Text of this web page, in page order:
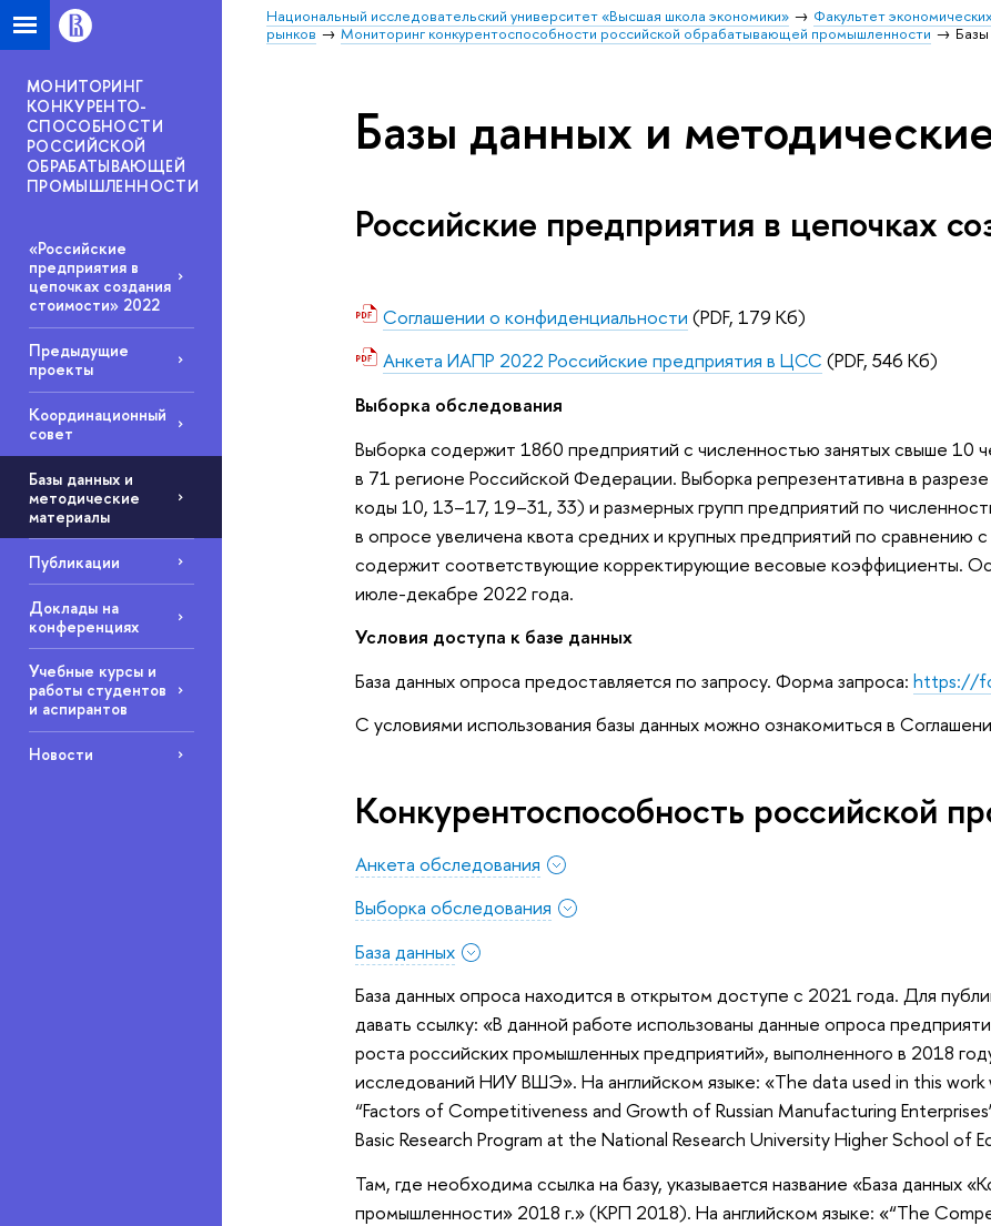
Национальный исследовательский университет «Высшая школа экономики» Факультет
рынков
Мониторинг конкурентоспособности российской обрабатывающей промышленности
МОНИТОРИНГ
КОНКУРЕНТО-
СПОСОБНОСТИ
РОССИЙСКОЙ
ОБРАБАТЫВАЮЩЕЙ
ПРОМЫШЛЕННОСТИ
«Российские
предприятия в
цепочках создания
стоимости» 2022
Предыдущие
проекты
Координационный
совет
Базы данных и
методические
материалы
Публикации
Доклады на
конференциях
Учебные курсы и
работы студентов
и аспирантов
Новости
Базы данных и
Российские предприятия в цепочках
Соглашении о конфиденциальности (PDF, 179 Кб)
Анкета ИАПР 2022 Российские предприятия в ЦСС (PDF, 546 Кб)
Выборка обследования
Выборка содержит 1860 предприятий с численностью занятых свыше 10
в 71 регионе Российской Федерации. Выборка репрезентативна в
коды 10, 13–17, 19–31, 33) и размерных групп предприятий по
в опросе увеличена квота средних и крупных предприятий по сравнению
содержит соответствующие корректирующие весовые коэффициенты.
июле-декабре 2022 года.
Условия доступа к базе данных
База данных опроса предоставляется по запросу. Форма запроса: https://
С условиями использования базы данных можно ознакомиться в
Конкурентоспособность российской
Анкета обследования
Выборка обследования
База данных
База данных опроса находится в открытом доступе с 2021 года. Для
давать ссылку: «В данной работе использованы данные опроса
роста российских промышленных предприятий», выполненного в 2018
исследований НИУ ВШЭ». На английском языке: «The data used in this
“Factors of Competitiveness and Growth of Russian Manufacturing
Basic Research Program at the National Research University Higher School of
Там, где необходима ссылка на базу, указывается название «База данных
промышленности» 2018 г.» (КРП 2018). На английском языке: «“The